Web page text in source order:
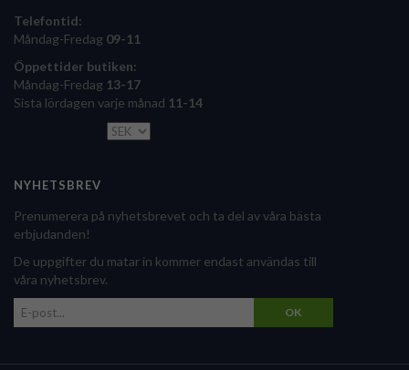
Telefontid:
Måndag-Fredag 09-11
Öppettider butiken:
Måndag-Fredag 13-17
Sista lördagen varje månad 11-14
NYHETSBREV
Prenumerera på nyhetsbrevet och ta del av våra bästa
erbjudanden!
De uppgifter du matar in kommer endast användas till
våra nyhetsbrev.
OK